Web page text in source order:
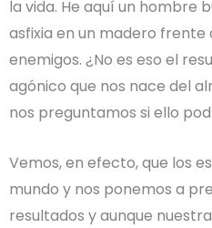
la vida. He aquí un hombre
asfixia en un madero frente
enemigos. ¿No es eso el
agónico que nos nace del
nos preguntamos si ello
Vemos, en efecto, que los
mundo y nos ponemos a
resultados y aunque